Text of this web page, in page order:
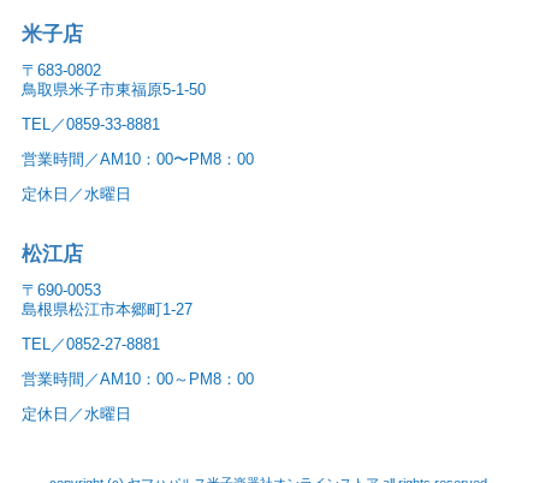
米子店
〒683-0802
鳥取県米子市東福原5-1-50
TEL／0859-33-8881
営業時間／AM10：00〜PM8：00
定休日／水曜日
松江店
〒690-0053
島根県松江市本郷町1-27
TEL／0852-27-8881
営業時間／AM10：00～PM8：00
定休日／水曜日